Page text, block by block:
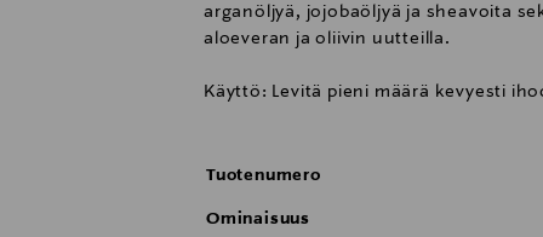
arganöljyä, jojobaöljyä ja sheavoita
aloeveran ja oliivin uutteilla.
Käyttö: Levitä pieni määrä kevyesti
Tuotenumero
Ominaisuus